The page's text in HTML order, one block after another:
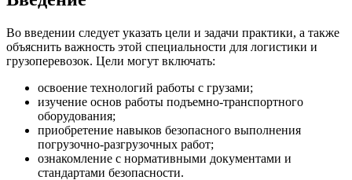
Во введении следует указать цели и задачи практики, а также
объяснить важность этой специальности для логистики и
грузоперевозок. Цели могут включать:
освоение технологий работы с грузами;
изучение основ работы подъемно-транспортного
оборудования;
приобретение навыков безопасного выполнения
погрузочно-разгрузочных работ;
ознакомление с нормативными документами и
стандартами безопасности.